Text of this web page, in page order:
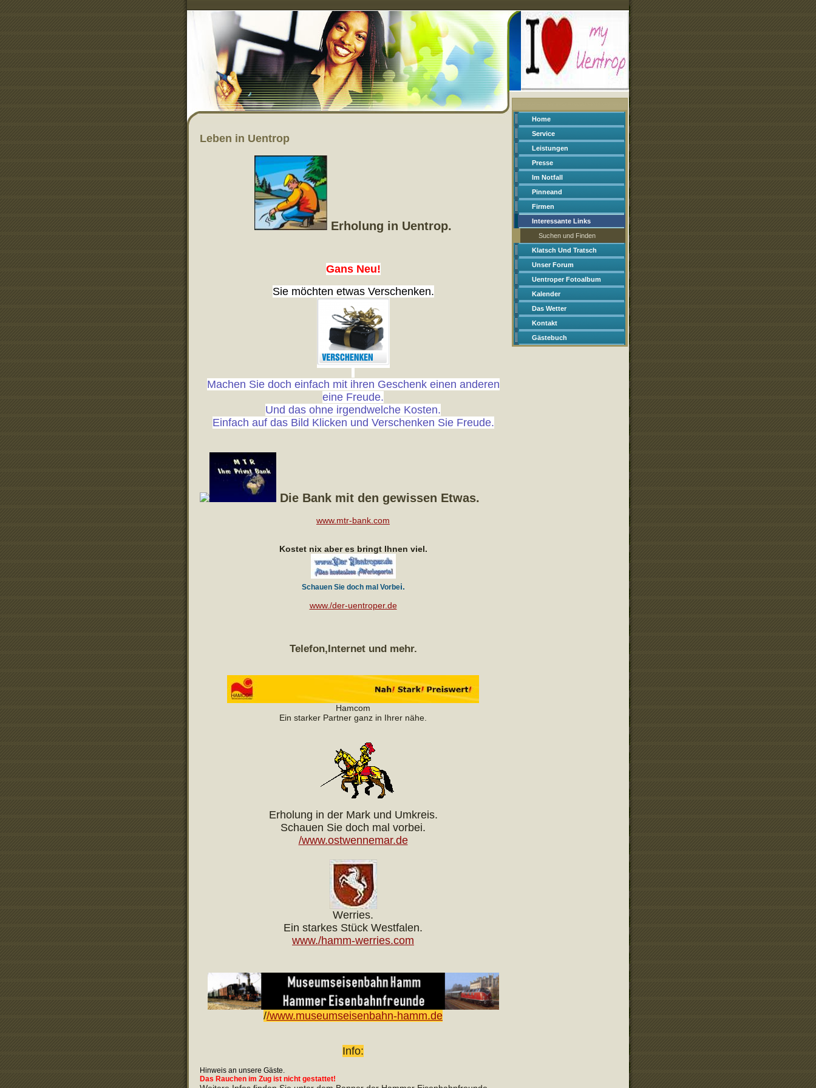
Leben in Uentrop
Erholung in Uentrop.
Gans Neu!
Sie möchten etwas Verschenken.
Machen Sie doch einfach mit ihren Geschenk einen anderen
eine Freude.
Und das ohne irgendwelche Kosten.
Einfach auf das Bild Klicken und Verschenken Sie Freude.
Die Bank mit den gewissen Etwas.
www.mtr-bank.com
Kostet nix aber es bringt Ihnen viel.
Schauen Sie doch mal Vorbei.
www./der-uentroper.de
Telefon,Internet und mehr.
Hamcom
Ein starker Partner ganz in Ihrer nähe.
Erholung in der Mark und Umkreis.
Schauen Sie doch mal vorbei.
/www.ostwennemar.de
Werries.
Ein starkes Stück Westfalen.
www./hamm-werries.com
//www.museumseisenbahn-hamm.de
Info:
Hinweis an unsere Gäste.
Das Rauchen im Zug ist nicht gestattet!
Home
Service
Leistungen
Presse
Im Notfall
Pinneand
Firmen
Interessante Links
Suchen und Finden
Klatsch Und Tratsch
Unser Forum
Uentroper Fotoalbum
Kalender
Das Wetter
Kontakt
Gästebuch